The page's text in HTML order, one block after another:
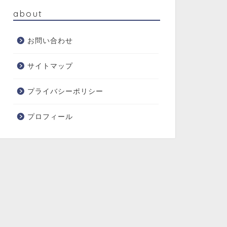
about
お問い合わせ
サイトマップ
プライバシーポリシー
プロフィール